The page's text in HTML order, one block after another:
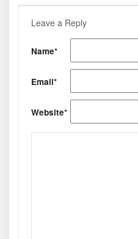
Leave a Reply
Name*
Email*
Website*